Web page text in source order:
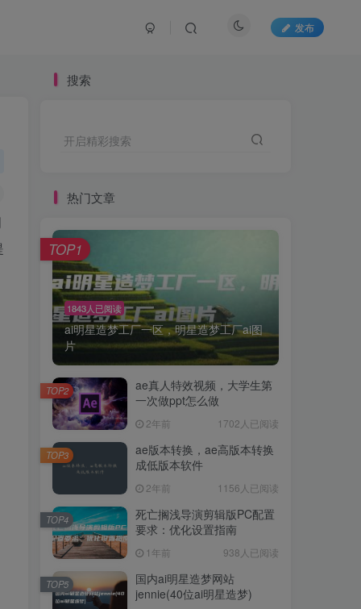
发布
搜索
开启精彩搜索
热门文章
1843人已阅读
ai明星造梦工厂一区，明星造梦工厂ai图
片
TOP1
ae真人特效视频，大学生第
一次做ppt怎么做
2年前 1702人已阅读
TOP2
ae版本转换，ae高版本转换
成低版本软件
2年前 1156人已阅读
TOP3
死亡搁浅导演剪辑版PC配置
要求：优化设置指南
1年前 938人已阅读
TOP4
国内ai明星造梦网站
jennie(40位ai明星造梦)
TOP5